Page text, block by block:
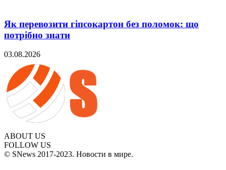
Як перевозити гіпсокартон без поломок: що
потрібно знати
03.08.2026
ABOUT US
FOLLOW US
© SNews 2017-2023. Новости в мире.